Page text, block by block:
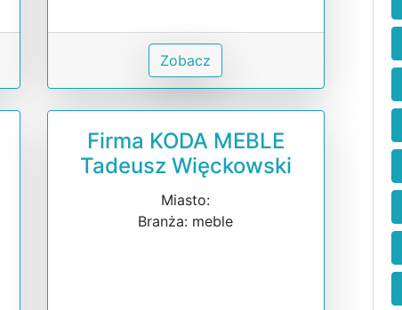
Zobacz
Firma KODA MEBLE
Tadeusz Więckowski
Miasto:
Branża: meble